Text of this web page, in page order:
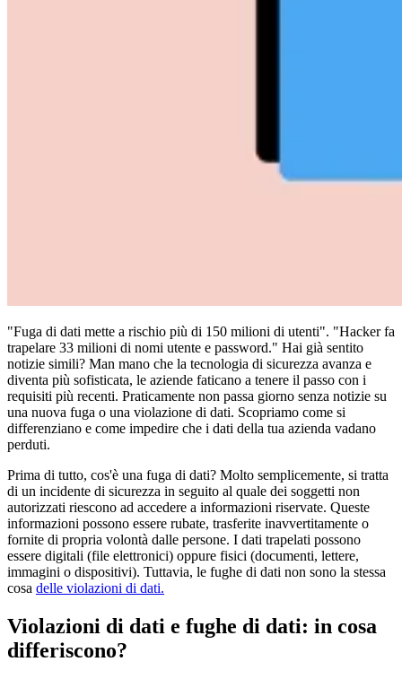
"Fuga di dati mette a rischio più di 150 milioni di utenti". "Hacker fa
trapelare 33 milioni di nomi utente e password." Hai già sentito
notizie simili? Man mano che la tecnologia di sicurezza avanza e
diventa più sofisticata, le aziende faticano a tenere il passo con i
requisiti più recenti. Praticamente non passa giorno senza notizie su
una nuova fuga o una violazione di dati. Scopriamo come si
differenziano e come impedire che i dati della tua azienda vadano
perduti.
Prima di tutto, cos'è una fuga di dati? Molto semplicemente, si tratta
di un incidente di sicurezza in seguito al quale dei soggetti non
autorizzati riescono ad accedere a informazioni riservate. Queste
informazioni possono essere rubate, trasferite inavvertitamente o
fornite di propria volontà dalle persone. I dati trapelati possono
essere digitali (file elettronici) oppure fisici (documenti, lettere,
immagini o dispositivi). Tuttavia, le fughe di dati non sono la stessa
cosa delle violazioni di dati.
Violazioni di dati e fughe di dati: in cosa
differiscono?